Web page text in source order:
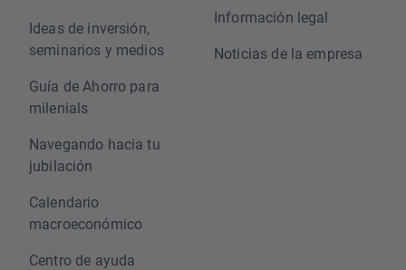
Ideas de inversión,
seminarios y medios
Guía de Ahorro para
milenials
Navegando hacia tu
jubilación
Calendario
macroeconómico
Centro de ayuda
Información legal
Noticias de la empresa